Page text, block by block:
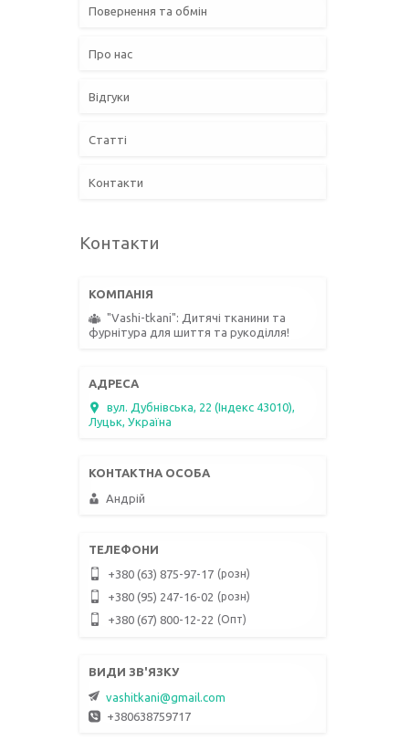
Повернення та обмін
Про нас
Відгуки
Статті
Контакти
Контакти
"Vashi-tkani": Дитячі тканини та
фурнітура для шиття та рукоділля!
вул. Дубнівська, 22 (Індекс 43010),
Луцьк, Україна
Андрій
+380 (63) 875-97-17 розн
+380 (95) 247-16-02 розн
+380 (67) 800-12-22 Опт
vashitkani@gmail.com
+380638759717